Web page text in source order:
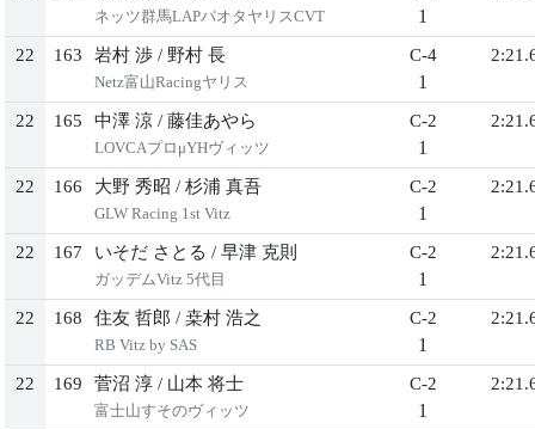
ネッツ群馬LAPパオタヤリスCVT 1
22 163 岩村 渉 / 野村 長
Netz富山Racingヤリス
C-4
1
22 165 中澤 涼 / 藤佳あやら
LOVCAプロμYHヴィッツ
C-2
1
22 166 大野 秀昭 / 杉浦 真吾
GLW Racing 1st Vitz
C-2
1
22 167 いそだ さとる / 早津 克則
ガッデムVitz 5代目
C-2
1
22 168 住友 哲郎 / 桒村 浩之
RB Vitz by SAS
C-2
1
22 169 菅沼 淳 / 山本 将士
富士山すそのヴィッツ
C-2
1